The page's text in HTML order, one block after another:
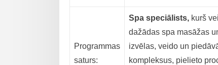
Programmas
saturs:
Spa speciālists, kurš
dažādas spa masāžas
izvēlas, veido un
kompleksus, pielieto